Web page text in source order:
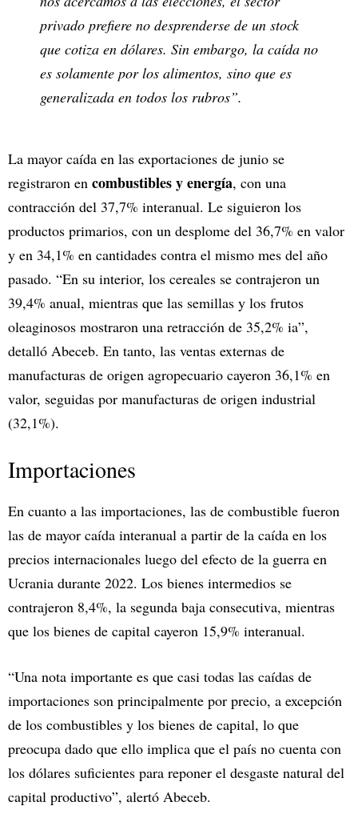
privado prefiere no desprenderse de un stock
que cotiza en dólares. Sin embargo, la caída no
es solamente por los alimentos, sino que es
generalizada en todos los rubros”.
La mayor caída en las exportaciones de junio se
registraron en combustibles y energía, con una
contracción del 37,7% interanual. Le siguieron los
productos primarios, con un desplome del 36,7% en valor
y en 34,1% en cantidades contra el mismo mes del año
pasado. “En su interior, los cereales se contrajeron un
39,4% anual, mientras que las semillas y los frutos
oleaginosos mostraron una retracción de 35,2% ia”,
detalló Abeceb. En tanto, las ventas externas de
manufacturas de origen agropecuario cayeron 36,1% en
valor, seguidas por manufacturas de origen industrial
(32,1%).
Importaciones
En cuanto a las importaciones, las de combustible fueron
las de mayor caída interanual a partir de la caída en los
precios internacionales luego del efecto de la guerra en
Ucrania durante 2022. Los bienes intermedios se
contrajeron 8,4%, la segunda baja consecutiva, mientras
que los bienes de capital cayeron 15,9% interanual.
“Una nota importante es que casi todas las caídas de
importaciones son principalmente por precio, a excepción
de los combustibles y los bienes de capital, lo que
preocupa dado que ello implica que el país no cuenta con
los dólares suficientes para reponer el desgaste natural del
capital productivo”, alertó Abeceb.